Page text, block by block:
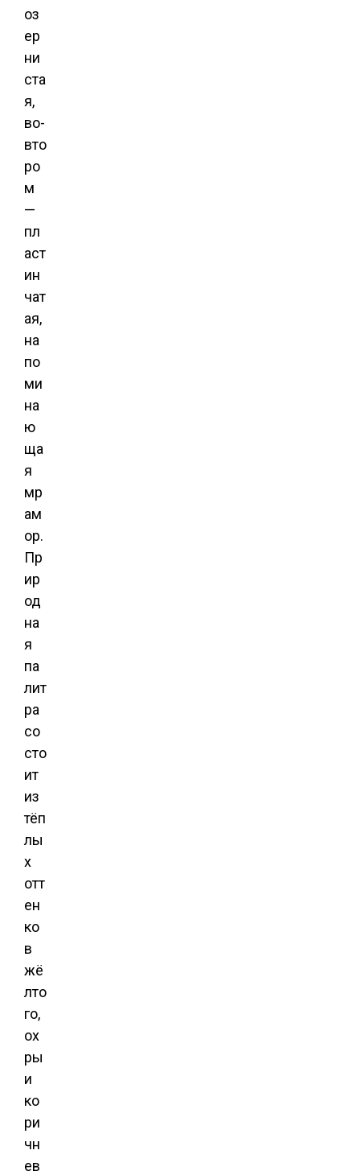
оз
ер
ни
ста
я,
во-
вто
ро
м
—
пл
аст
ин
чат
ая,
на
по
ми
на
ю
ща
я
мр
ам
ор.
Пр
ир
од
на
я
па
лит
ра
со
сто
ит
из
тёп
лы
х
отт
ен
ко
в
жё
лто
го,
ох
ры
и
ко
ри
чн
ев